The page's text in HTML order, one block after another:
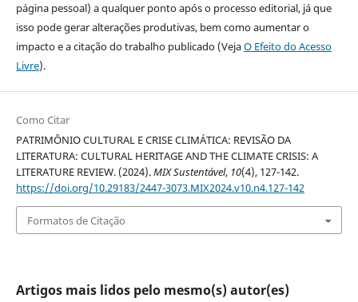
página pessoal) a qualquer ponto após o processo editorial, já que
isso pode gerar alterações produtivas, bem como aumentar o
impacto e a citação do trabalho publicado (VejaO Efeito do Acesso
Livre).
Como Citar
PATRIMÔNIO CULTURAL E CRISE CLIMÁTICA: REVISÃO DA
LITERATURA: CULTURAL HERITAGE AND THE CLIMATE CRISIS: A
LITERATURE REVIEW. (2024).MIX Sustentável, 10(4), 127-142.
https://doi.org/10.29183/2447-3073.MIX2024.v10.n4.127-142
Formatos de Citação
Artigos mais lidos pelo mesmo(s) autor(es)